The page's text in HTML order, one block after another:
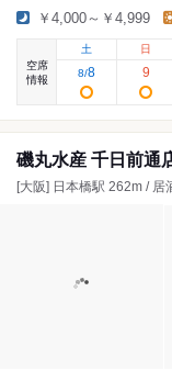
￥4,000～￥4,999
空席
情報
土
8/8
日
9
磯丸水産 千日前通
[大阪] 日本橋駅 262m / 居